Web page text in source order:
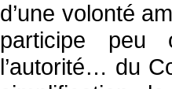
d’une volonté
participe
l’autorité… du